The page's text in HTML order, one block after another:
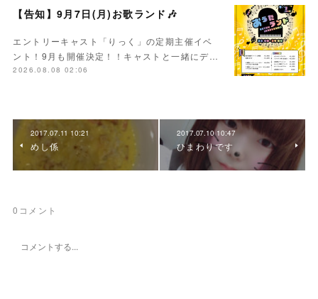
【告知】9月7日(月)お歌ランド🎶
エントリーキャスト「りっく」の定期主催イベ
ント！9月も開催決定！！キャストと一緒にデ…
2026.08.08 02:06
2017.07.11 10:21
めし係
2017.07.10 10:47
ひまわりです
0 コメント